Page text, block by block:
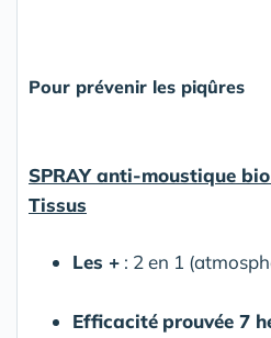
Pour prévenir les piqûres
SPRAY anti-moustique
Tissus
Les + : 2 en 1
Efficacité prouvée 7